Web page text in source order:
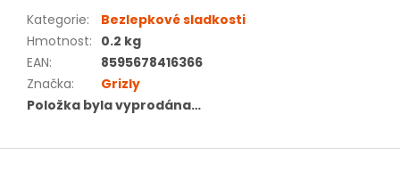
Kategorie:
Bezlepkové sladkosti
Hmotnost: 0.2 kg
EAN:
8595678416366
Značka:
Grizly
Položka byla vyprodána…
Z